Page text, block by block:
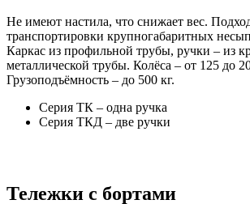
Не имеют настила, что снижает вес.
транспортировки крупногабаритных
Каркас из профильной трубы, ручки – из
металлической трубы. Колёса – от 125 до
Грузоподъёмность – до 500 кг.
Серия ТК – одна ручка
Серия ТКД – две ручки
Тележки с бортами